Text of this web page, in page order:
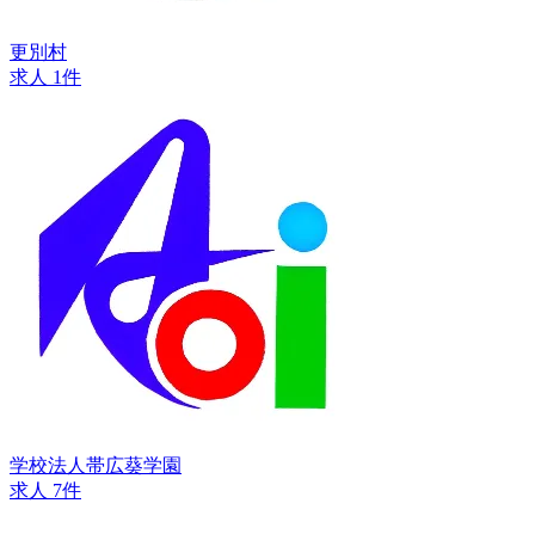
更別村
求人 1件
学校法人帯広葵学園
求人 7件